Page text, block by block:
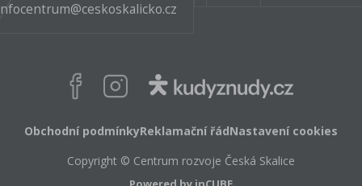
FacebookInstagram
Obchodní podmínkyReklamační řádNastavení cookies
Copyright © Centrum rozvoje Česká Skalice